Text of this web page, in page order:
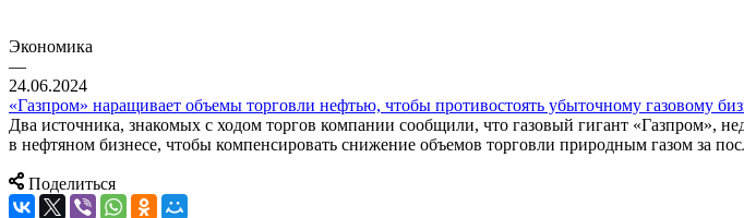
Экономика
—
24.06.2024
«Газпром» наращивает объемы торговли нефтью, чтобы противостоять убыточному газовому
Два источника, знакомых с ходом торгов компании сообщили, что газовый гигант «Газпром»,
в нефтяном бизнесе, чтобы компенсировать снижение объемов торговли природным газом за
Поделиться